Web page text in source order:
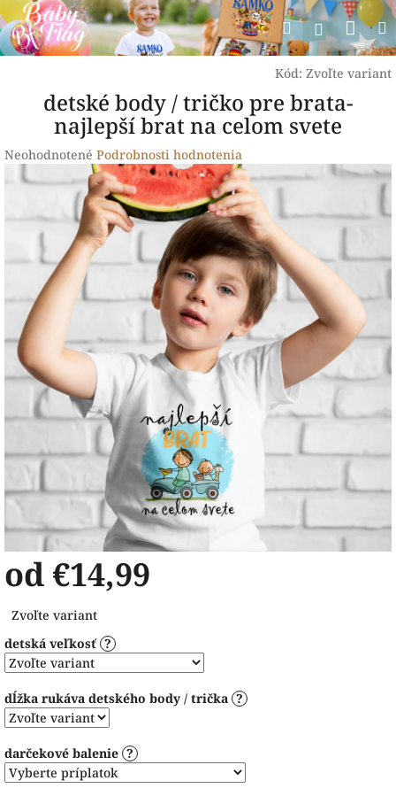
Prejsť
na
obsah
Hľadať
Kód: Zvoľte variant
detské body / tričko pre brata-
najlepší brat na celom svete
Priemerné
produktu
0,0
hviezdičiek.
Neohodnotené Podrobnosti hodnotenia
od €14,99
cena:
Zvoľte variant
detská veľkosť ?
dĺžka rukáva detského body / trička ?
darčekové balenie ?